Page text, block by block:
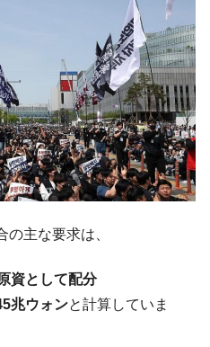
鋼輸出を異常増加させる ⇒ 中
導体絶好調」のウラで他業
す現況は決して良くない。
】韓国消費者院が『クーパ
を認定 ⇒ 総額3兆7,000億
東部では干ばつ
搭載の次世代駆逐艦
ォン安が急進！ 日米の協調
』車への補助金を全廃 ⇒ 実
る。6カ月で対前年同期比
の主な要求は、
資として配分
兆ウォンと計算していま